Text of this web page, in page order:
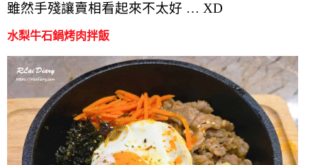
雖然手殘讓賣相看起來不太好 … XD
水梨牛石鍋烤肉拌飯